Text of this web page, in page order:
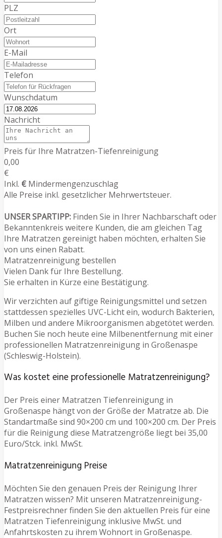
PLZ
Ort
E-Mail
Telefon
Wunschdatum
Nachricht
Preis für Ihre Matratzen-Tiefenreinigung
0,00
€
Inkl. € Mindermengenzuschlag
Alle Preise inkl. gesetzlicher Mehrwertsteuer.
UNSER SPARTIPP: Finden Sie in Ihrer Nachbarschaft oder
Bekanntenkreis weitere Kunden, die am gleichen Tag
Ihre Matratzen gereinigt haben möchten, erhalten Sie
von uns einen Rabatt.
Matratzenreinigung bestellen
Vielen Dank für Ihre Bestellung.
Sie erhalten in Kürze eine Bestätigung.
Wir verzichten auf giftige Reinigungsmittel und setzen
stattdessen spezielles UVC-Licht ein, wodurch Bakterien,
Milben und andere Mikroorganismen abgetötet werden.
Buchen Sie noch heute eine Milbenentfernung mit einer
professionellen Matratzenreinigung in Großenaspe
(Schleswig-Holstein).
Was kostet eine professionelle Matratzenreinigung?
Der Preis einer Matratzen Tiefenreinigung in
Großenaspe hängt von der Größe der Matratze ab. Die
Standartmaße sind 90×200 cm und 100×200 cm. Der Preis
für die Reinigung diese Matratzengröße liegt bei 35,00
Euro/Stck. inkl. MwSt.
Matratzenreinigung Preise
Möchten Sie den genauen Preis der Reinigung Ihrer
Matratzen wissen? Mit unseren Matratzenreinigung-
Festpreisrechner finden Sie den aktuellen Preis für eine
Matratzen Tiefenreinigung inklusive MwSt. und
Anfahrtskosten zu ihrem Wohnort in Großenaspe.